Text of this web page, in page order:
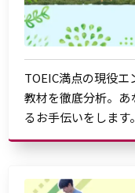
TOEIC満点の現役
教材を徹底分析。
るお手伝いをします。